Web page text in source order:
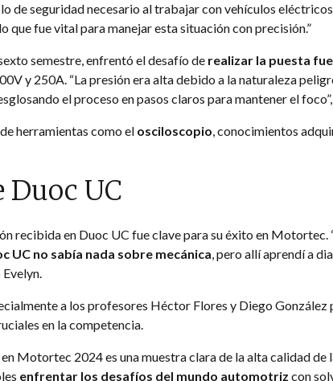
de seguridad necesario al trabajar con vehículos
que fue vital para manejar esta situación con precisión.”
semestre, enfrentó el desafío de realizar la puesta
y 250A. “La presión era alta debido a la naturaleza
el proceso en pasos claros para mantener el
herramientas como el osciloscopio, conocimientos
UC
recibida en Duoc UC fue clave para su éxito en Motortec.
UC no sabía nada sobre mecánica, pero allí aprendí a
a los profesores Héctor Flores y Diego González
en la competencia.
Motortec 2024 es una muestra clara de la alta calidad de
enfrentar los desafíos del mundo automotriz con